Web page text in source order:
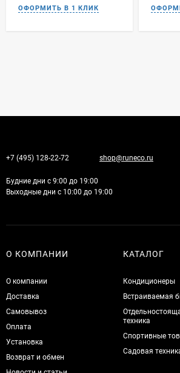
+7 (495) 128-22-72 shop@runeco.ru
Будние дни с 9:00 до 19:00
Выходные дни с 10:00 до 19:00
О КОМПАНИИ
О компании
Доставка
Самовывоз
Оплата
Установка
Возврат и обмен
КАТАЛОГ
Кондиционеры
Встраиваемая
техника
Спортивные
Садовая